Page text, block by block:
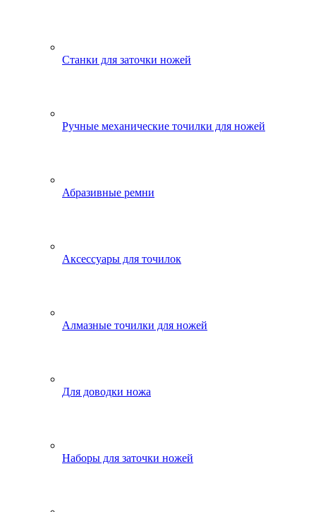
Станки для заточки ножей
Ручные механические точилки для ножей
Абразивные ремни
Аксессуары для точилок
Алмазные точилки для ножей
Для доводки ножа
Наборы для заточки ножей